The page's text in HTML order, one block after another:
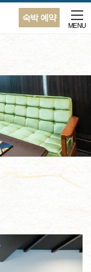
숙박 예약
MENU